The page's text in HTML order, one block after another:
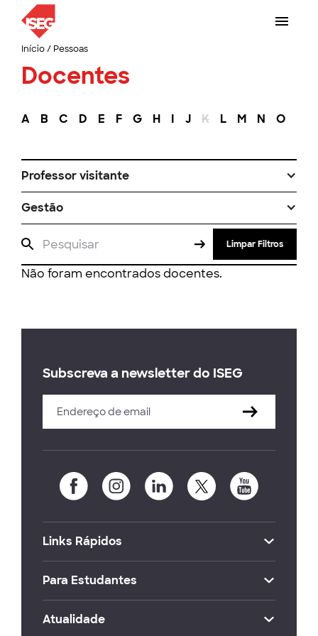
Início/ Pessoas
Docentes
A B C D E F G H I J K L M N O
Professor visitante
Gestão
Limpar Filtros
Não foram encontrados docentes.
Subscreva a newsletter do ISEG
Links Rápidos
Para Estudantes
Atualidade